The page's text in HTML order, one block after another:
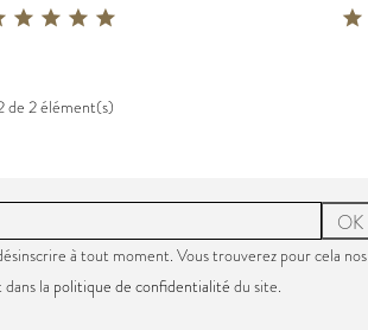
de 2 élément(s)
OK
à tout moment. Vous trouverez pour cela nos
la politique de confidentialité du site.